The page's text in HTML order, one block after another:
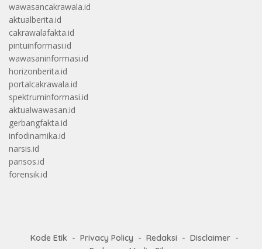
wawasancakrawala.id
aktualberita.id
cakrawalafakta.id
pintuinformasi.id
wawasaninformasi.id
horizonberita.id
portalcakrawala.id
spektruminformasi.id
aktualwawasan.id
gerbangfakta.id
infodinamika.id
narsis.id
pansos.id
forensik.id
Kode Etik Privacy Policy Redaksi
Disclaimer